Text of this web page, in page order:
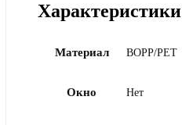
Характеристики
Материал BOPP/PET
Окно Нет